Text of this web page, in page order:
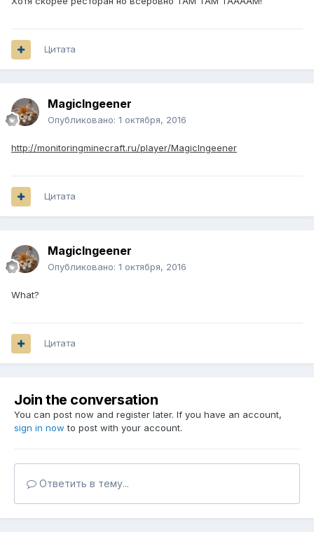
Цитата
MagicIngeener
Опубликовано: 1 октября, 2016
http://monitoringminecraft.ru/player/MagicIngeener
Цитата
MagicIngeener
Опубликовано: 1 октября, 2016
What?
Цитата
Join the conversation
You can post now and register later. If you have an account,
sign in now to post with your account.
Ответить в тему...